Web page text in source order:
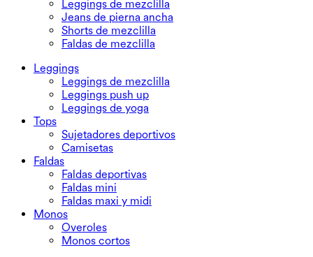
Leggings de mezclilla
Jeans de pierna ancha
Shorts de mezclilla
Faldas de mezclilla
Leggings
Leggings de mezclilla
Leggings push up
Leggings de yoga
Tops
Sujetadores deportivos
Camisetas
Faldas
Faldas deportivas
Faldas mini
Faldas maxi y midi
Monos
Overoles
Monos cortos